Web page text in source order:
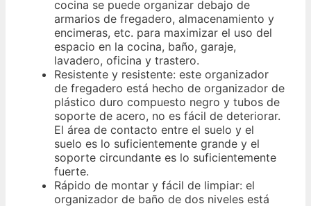
cocina se puede organizar debajo de
armarios de fregadero, almacenamiento y
encimeras, etc. para maximizar el uso del
espacio en la cocina, baño, garaje,
lavadero, oficina y trastero.
Resistente y resistente: este organizador
de fregadero está hecho de organizador de
plástico duro compuesto negro y tubos de
soporte de acero, no es fácil de deteriorar.
El área de contacto entre el suelo y el
suelo es lo suficientemente grande y el
soporte circundante es lo suficientemente
fuerte.
Rápido de montar y fácil de limpiar: el
organizador de baño de dos niveles está